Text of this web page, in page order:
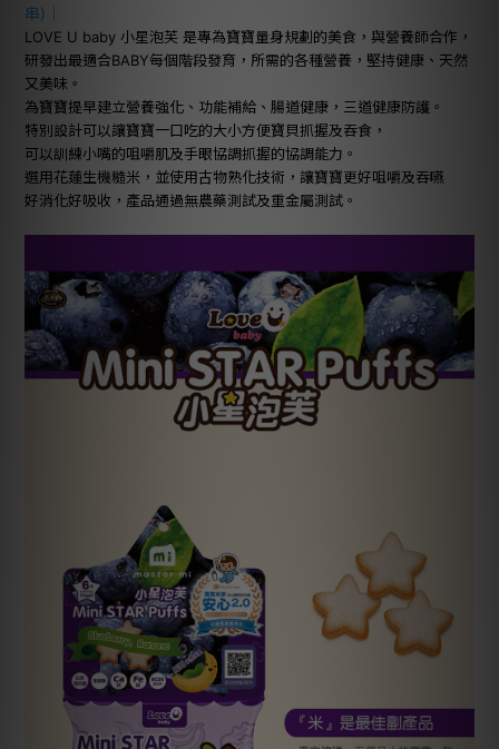
串)｜
LOVE U baby 小星泡芙 是專為寶寶量身規劃的美食，與營養師合作，
研發出最適合BABY每個階段發育，所需的各種營養，堅持健康、天然
又美味。
為寶寶提早建立營養強化、功能補給、腸道健康，三道健康防護。
特別設計可以讓寶寶一口吃的大小方便寶貝抓握及吞食，
可以訓練小嘴的咀嚼肌及手眼協調抓握的協調能力。
選用花蓮生機糙米，並使用古物熟化技術，讓寶寶更好咀嚼及吞嚥
好消化好吸收，產品通過無農藥測試及重金屬測試 。